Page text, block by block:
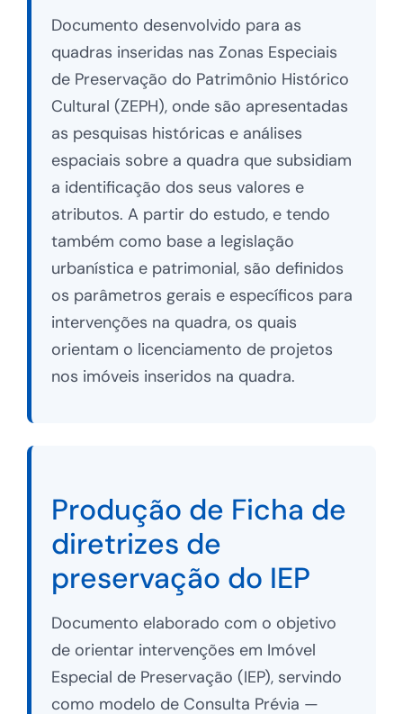
Documento desenvolvido para as
quadras inseridas nas Zonas Especiais
de Preservação do Patrimônio Histórico
Cultural (ZEPH), onde são apresentadas
as pesquisas históricas e análises
espaciais sobre a quadra que subsidiam
a identificação dos seus valores e
atributos. A partir do estudo, e tendo
também como base a legislação
urbanística e patrimonial, são definidos
os parâmetros gerais e específicos para
intervenções na quadra, os quais
orientam o licenciamento de projetos
nos imóveis inseridos na quadra.
Produção de Ficha de
diretrizes de
preservação do IEP
Documento elaborado com o objetivo
de orientar intervenções em Imóvel
Especial de Preservação (IEP), servindo
como modelo de Consulta Prévia —